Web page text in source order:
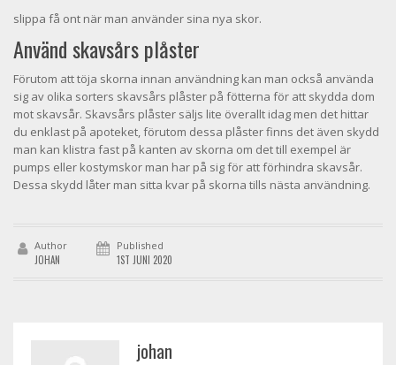
slippa få ont när man använder sina nya skor.
Använd skavsårs plåster
Förutom att töja skorna innan användning kan man också använda
sig av olika sorters skavsårs plåster på fötterna för att skydda dom
mot skavsår. Skavsårs plåster säljs lite överallt idag men det hittar
du enklast på apoteket, förutom dessa plåster finns det även skydd
man kan klistra fast på kanten av skorna om det till exempel är
pumps eller kostymskor man har på sig för att förhindra skavsår.
Dessa skydd låter man sitta kvar på skorna tills nästa användning.
Author
JOHAN
Published
1ST JUNI 2020
johan